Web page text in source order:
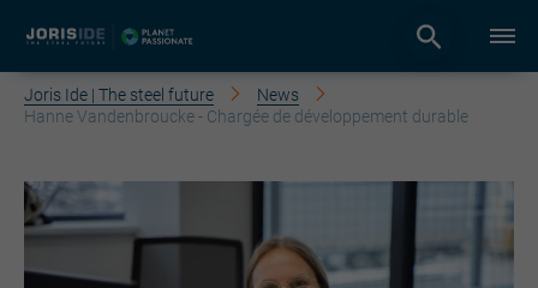
Joris Ide | The steel future
News
Hanne Vandenbroucke - Chargée de développement durable